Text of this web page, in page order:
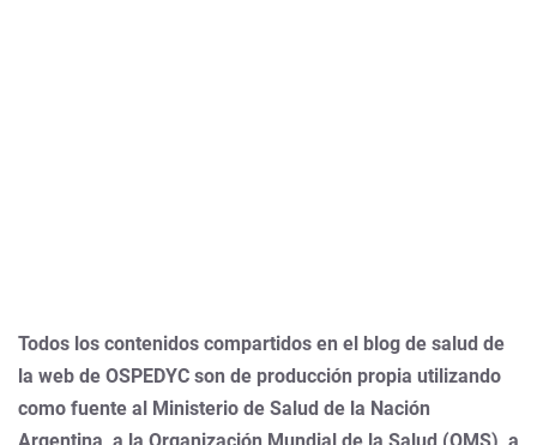
Todos los contenidos compartidos en el blog de salud de
la web de OSPEDYC son de producción propia utilizando
como fuente al Ministerio de Salud de la Nación